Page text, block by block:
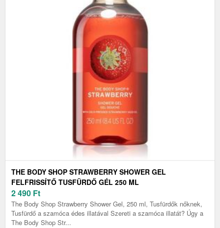
THE BODY SHOP STRAWBERRY SHOWER GEL
FELFRISSÍTŐ TUSFÜRDŐ GÉL 250 ML
2 490 Ft
The Body Shop Strawberry Shower Gel, 250 ml, Tusfürdők nőknek,
Tusfürdő a szamóca édes illatával Szereti a szamóca illatát? Úgy a
The Body Shop Str...